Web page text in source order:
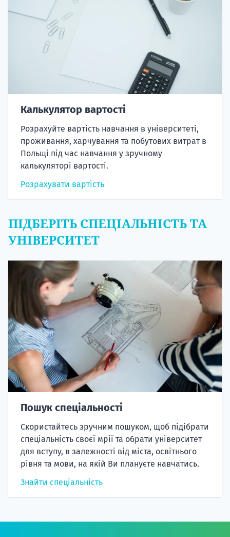
Калькулятор вартості
Розрахуйте вартість навчання в університеті,
проживання, харчування та побутових витрат в
Польщі під час навчання у зручному
калькуляторі вартості.
Розрахувати вартість
ПІДБЕРІТЬ СПЕЦІАЛЬНІСТЬ ТА
УНІВЕРСИТЕТ
Пошук спеціальності
Скористайтесь зручним пошуком, щоб підібрати
спеціальність своєї мрії та обрати університет
для вступу, в залежності від міста, освітнього
рівня та мови, на якій Ви плануєте навчатись.
Знайти спеціальність